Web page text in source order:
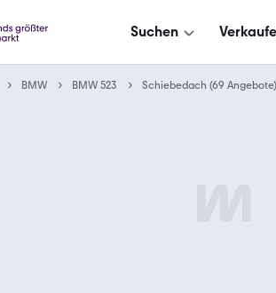
Suchen
BMW BMW 523 Schiebedach (69 Angebote)